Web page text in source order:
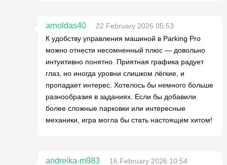
arnoldas40
22 February 2026 05:53
К удобству управления машиной в Parking Pro
можно отнести несомненный плюс — довольно
интуитивно понятно. Приятная графика радует
глаз, но иногда уровни слишком лёгкие, и
пропадает интерес. Хотелось бы немного больше
разнообразия в заданиях. Если бы добавили
более сложные парковки или интересные
механики, игра могла бы стать настоящим хитом!
andreika-m983
16 February 2026 10:54